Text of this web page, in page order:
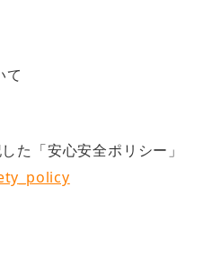
て
た「安心安全ポリシー」